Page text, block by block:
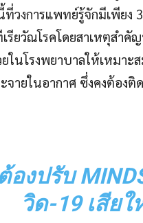
วงการแพทย์รู้จักมีเพียง
รียวัณโรคโดยสาเหตุสำ
นโรงพยาบาลให้เหมาะ
จายในอากาศ ซึ่งคงต้อง
องปรับ
วิด-19 เสียใ